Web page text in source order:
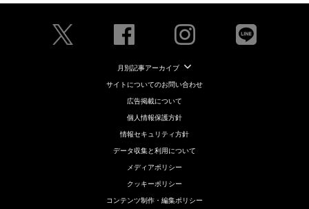
月別記事アーカイブ
サイトについてのお問い合わせ
広告掲載について
個人情報保護方針
情報セキュリティ方針
データ収集と利用について
メディアポリシー
クッキーポリシー
コンテンツ制作・編集ポリシー